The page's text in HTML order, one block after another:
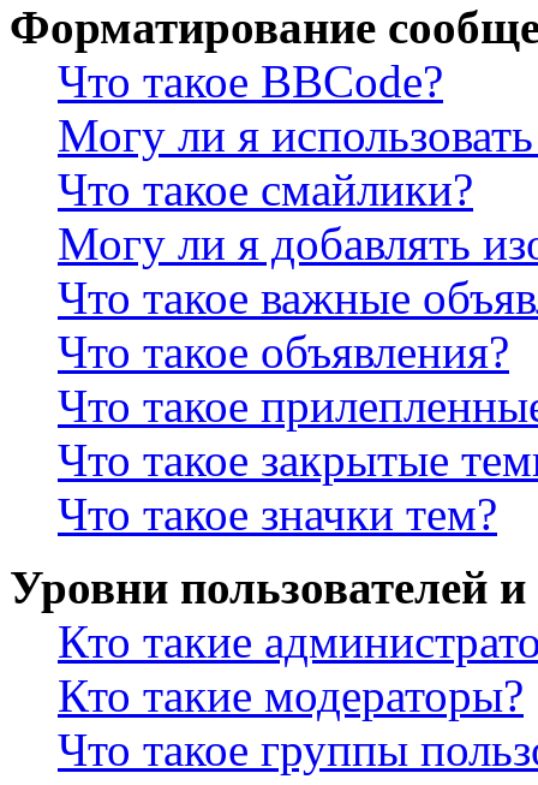
Форматирование
Что такое BBCode?
Могу ли я
Что такое смайлики?
Могу ли я добавлять
Что такое важные
Что такое объявления?
Что такое
Что такое закрытые
Что такое значки тем?
Уровни пользователей
Кто такие
Кто такие модераторы?
Что такое группы